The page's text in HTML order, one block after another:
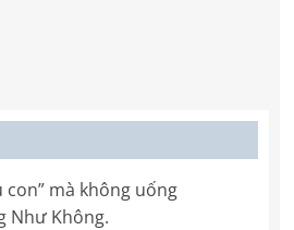
con” mà không uống
Như Không.